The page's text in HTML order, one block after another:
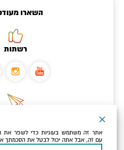
השארו
רשתות
כתובת הדוא"ל שלך
אתר זה משתמש בעוגיות כדי לשפר את
עם זה, אבל אתה יכול לבטל את הסכמתך